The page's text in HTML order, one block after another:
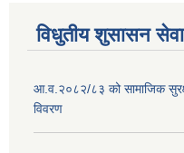
विधुतीय शुसासन सेवा
आ.व.२०८२/८३ को सामाजिक
विवरण